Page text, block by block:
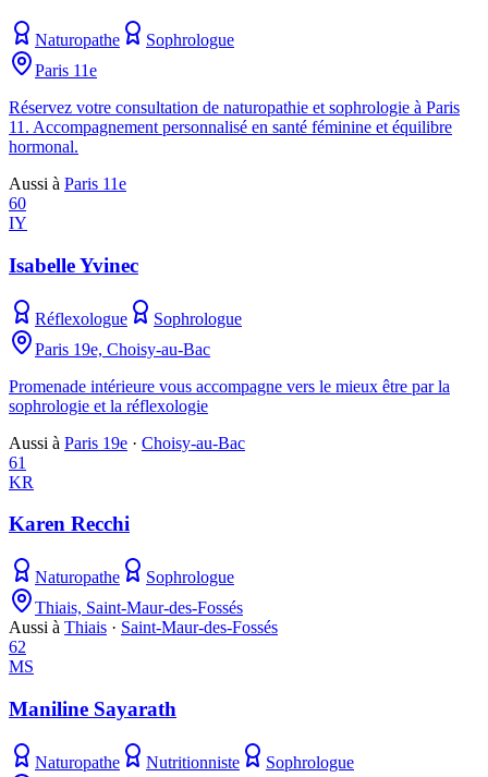
Naturopathe
Sophrologue
Paris 11e
Réservez votre consultation de naturopathie et sophrologie à Paris
11. Accompagnement personnalisé en santé féminine et équilibre
hormonal.
Aussi à Paris 11e
60
IY
Isabelle Yvinec
Réflexologue
Sophrologue
Paris 19e, Choisy-au-Bac
Promenade intérieure vous accompagne vers le mieux être par la
sophrologie et la réflexologie
Aussi à Paris 19e · Choisy-au-Bac
61
KR
Karen Recchi
Naturopathe
Sophrologue
Thiais, Saint-Maur-des-Fossés
Aussi à Thiais · Saint-Maur-des-Fossés
62
MS
Maniline Sayarath
Naturopathe Nutritionniste Sophrologue